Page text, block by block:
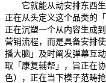
它就能从动安排东西生
正在从头定义这个品类的
正在沉塑一个从内容生成
营销流程，而是具备安排
播大脑」及时阐发弹幕互
取「康复辅帮」，旨正在
色），正在当下模子范畴